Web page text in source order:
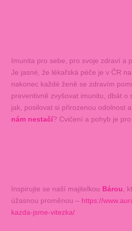
Imunita pro sebe, pro svoje zdraví a
Je jasné, že lékařská péče je v ČR
nakonec každé ženě se zdravím
preventivně zvyšovat imunitu, dbát o
jak, posilovat si přirozenou odolnost
nám nestačí? Cvičení a pohyb je
Inspirujte se naší majitelkou Bárou,
úžasnou proměnou – https://
kazda-jsme-vitezka/